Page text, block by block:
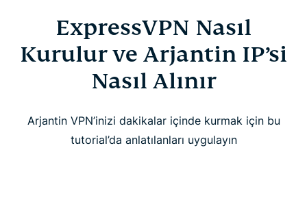
ExpressVPN Nasıl
Kurulur ve Arjantin IP’si
Nasıl Alınır
Arjantin VPN’inizi dakikalar içinde kurmak için bu
tutorial’da anlatılanları uygulayın